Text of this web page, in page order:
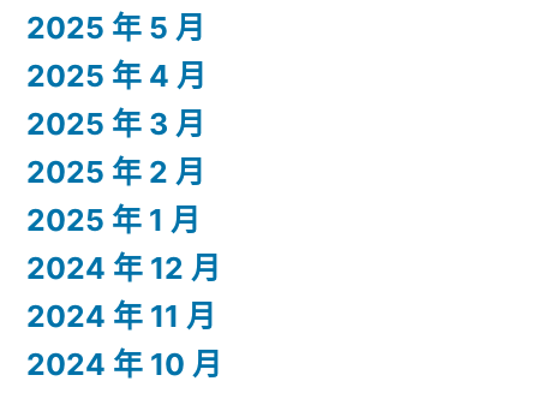
2025 年 5 月
2025 年 4 月
2025 年 3 月
2025 年 2 月
2025 年 1 月
2024 年 12 月
2024 年 11 月
2024 年 10 月